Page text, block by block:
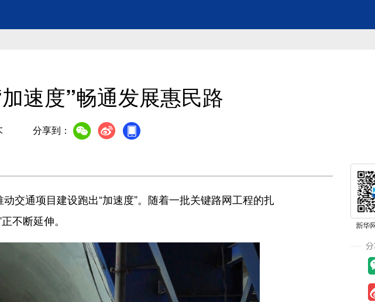
速度”畅通发展惠民路
分享到：
通项目建设跑出“加速度”。随着一批关键路网工程的扎
不断延伸。